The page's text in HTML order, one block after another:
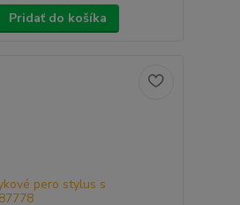
Pridať do košíka